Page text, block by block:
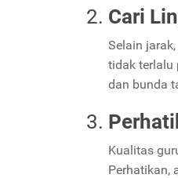
Cari
Selain
tidak terlalu
dan bunda
Kualitas
Perhatikan,